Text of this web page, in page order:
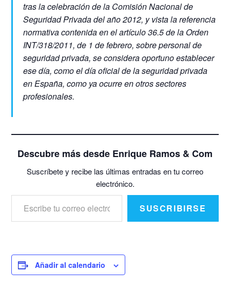
tras la celebración de la Comisión Nacional de
Seguridad Privada del año 2012, y vista la referencia
normativa contenida en el artículo 36.5 de la Orden
INT/318/2011, de 1 de febrero, sobre personal de
seguridad privada, se considera oportuno establecer
ese día, como el día oficial de la seguridad privada
en España, como ya ocurre en otros sectores
profesionales.
Descubre más desde Enrique Ramos & Com
Suscríbete y recibe las últimas entradas en tu correo
electrónico.
Escribe tu correo electrónico…
SUSCRIBIRSE
Añadir al calendario